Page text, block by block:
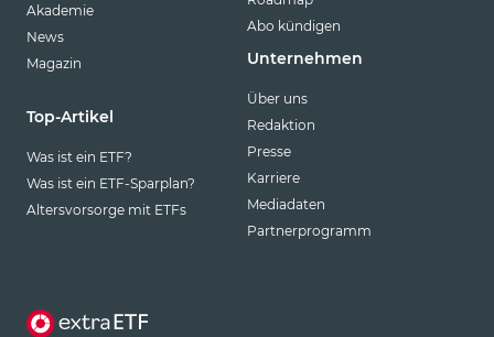
Akademie
News
Magazin
Top-Artikel
Was ist ein ETF?
Was ist ein ETF-Sparplan?
Altersvorsorge mit ETFs
Abo kündigen
Unternehmen
Über uns
Redaktion
Presse
Karriere
Mediadaten
Partnerprogramm